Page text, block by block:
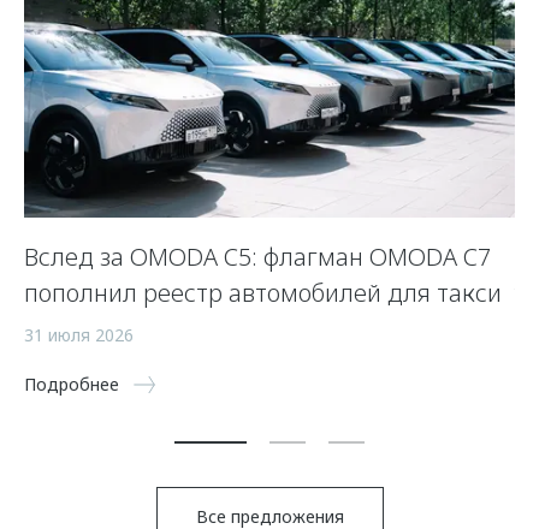
Вслед за OMODA C5: флагман OMODA C7
пополнил реестр автомобилей для такси
31 июля 2026
Подробнее
Все предложения